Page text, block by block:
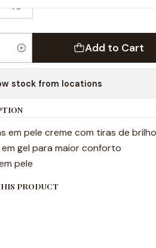
40
Add to Cart
stock from locations
em pele creme com tiras de
em gel para maior conforto
pele
PRODUCT